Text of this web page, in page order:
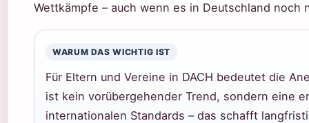
Wettkämpfe – auch wenn es in Deutschland
WARUM DAS WICHTIG IST
Für Eltern und Vereine in DACH bedeutet die
ist kein vorübergehender Trend, sondern eine
internationalen Standards – das schafft